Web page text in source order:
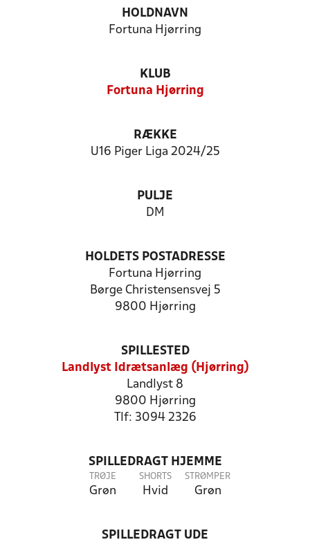
HOLDNAVN
Fortuna Hjørring
KLUB
Fortuna Hjørring
RÆKKE
U16 Piger Liga 2024/25
PULJE
DM
HOLDETS POSTADRESSE
Fortuna Hjørring
Børge Christensensvej 5
9800 Hjørring
SPILLESTED
Landlyst Idrætsanlæg (Hjørring)
Landlyst 8
9800 Hjørring
Tlf: 3094 2326
SPILLEDRAGT HJEMME
TRØJE
Grøn
SHORTS
Hvid
STRØMPER
Grøn
SPILLEDRAGT UDE